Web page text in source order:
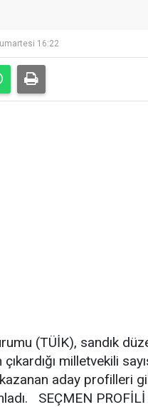
16:22
(TÜİK), sandık
milletvekili
aday profilleri
SEÇMEN